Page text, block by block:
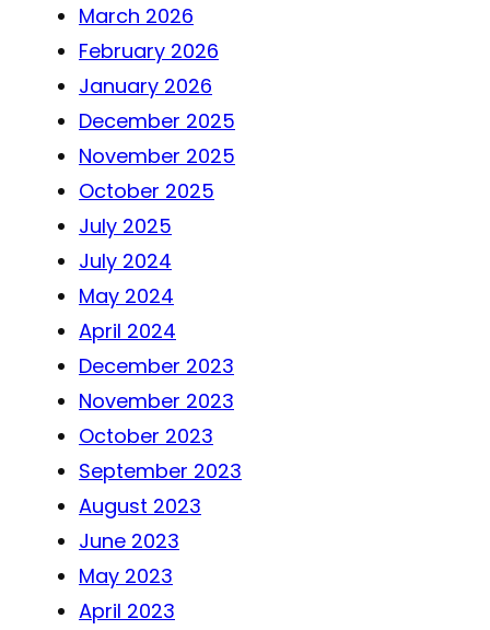
March 2026
February 2026
January 2026
December 2025
November 2025
October 2025
July 2025
July 2024
May 2024
April 2024
December 2023
November 2023
October 2023
September 2023
August 2023
June 2023
May 2023
April 2023